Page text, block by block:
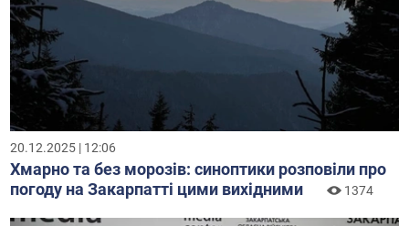
20.12.2025 | 12:06
Хмарно та без морозів: синоптики розповіли про
погоду на Закарпатті цими вихідними
1374